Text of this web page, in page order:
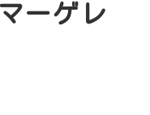
ーゲレ